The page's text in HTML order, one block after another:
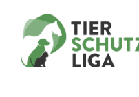
content